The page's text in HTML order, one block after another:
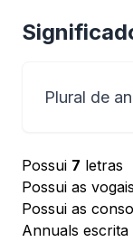
Plural de
Possui 7 letras
Possui as
Possui as
Annuals